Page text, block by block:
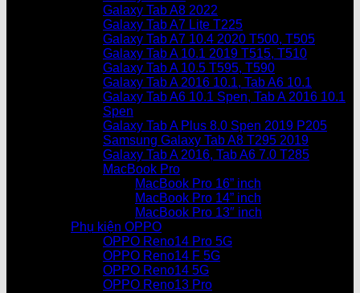
Galaxy Tab A8 2022
Galaxy Tab A7 Lite T225
Galaxy Tab A7 10.4 2020 T500, T505
Galaxy Tab A 10.1 2019 T515, T510
Galaxy Tab A 10.5 T595, T590
Galaxy Tab A 2016 10.1, Tab A6 10.1
Galaxy Tab A6 10.1 Spen, Tab A 2016 10.1
Spen
Galaxy Tab A Plus 8.0 Spen 2019 P205
Samsung Galaxy Tab A8 T295 2019
Galaxy Tab A 2016, Tab A6 7.0 T285
MacBook Pro
MacBook Pro 16” inch
MacBook Pro 14” inch
MacBook Pro 13″ inch
Phụ kiện OPPO
OPPO Reno14 Pro 5G
OPPO Reno14 F 5G
OPPO Reno14 5G
OPPO Reno13 Pro